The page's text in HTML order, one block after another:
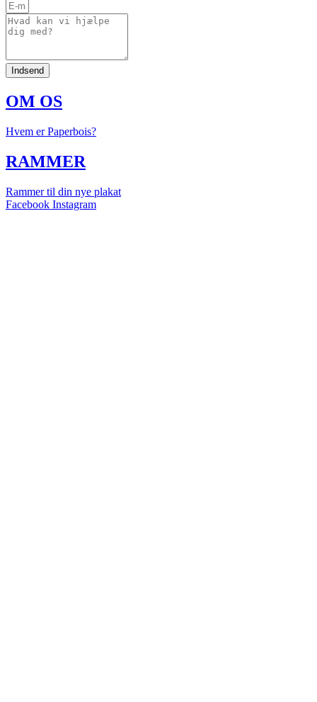
Indsend
OM OS
Hvem er Paperbois?
RAMMER
Rammer til din nye plakat
Facebook Instagram